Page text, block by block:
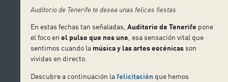
Auditorio de Tenerife te desea unas felices fiestas
En estas fechas tan señaladas,Auditorio de Tenerife pone
el foco enel pulso que nos une , esa sensación vital que
sentimos cuando la música y las artes escénicasson
vividas en directo.
Descubre a continuación lafelicitación que hemos